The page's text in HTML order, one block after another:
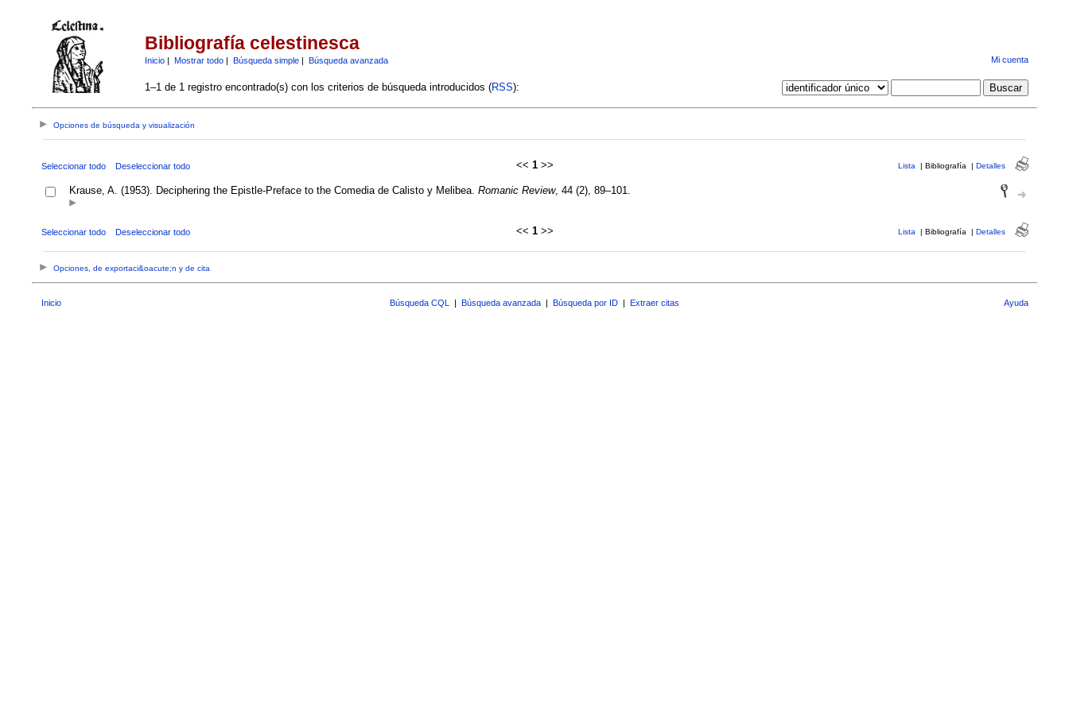
Bibliografía celestinesca
Inicio| Mostrar todo| Búsqueda simple| Búsqueda avanzada Mi cuenta
1–1 de 1 registro encontrado(s) con los criterios de búsqueda introducidos (RSS):
Opciones de búsqueda y visualización
Seleccionar todo Deseleccionar todo << 1>> Lista | Bibliografía | Detalles
Krause, A. (1953). Deciphering the Epistle-Preface to the Comedia de Calisto y Melibea. Romanic Review, 44 (2), 89–101.
Seleccionar todo Deseleccionar todo << 1>> Lista | Bibliografía | Detalles
Opciones, de exportaci&oacute;n y de cita
Inicio Búsqueda CQL | Búsqueda avanzada | Búsqueda por ID | Extraer citas Ayuda